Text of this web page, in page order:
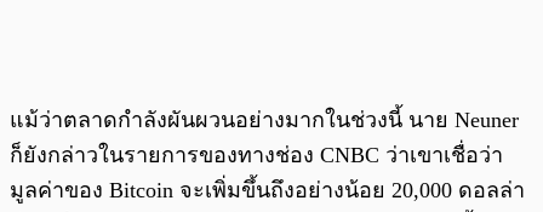
แม้ว่าตลาดกำลังผันผวนอย่างมากในช่วงนี้ นาย Neuner
ก็ยังกล่าวในรายการของทางช่อง CNBC ว่าเขาเชื่อว่า
มูลค่าของ Bitcoin จะเพิ่มขึ้นถึงอย่างน้อย 20,000 ดอลล่า